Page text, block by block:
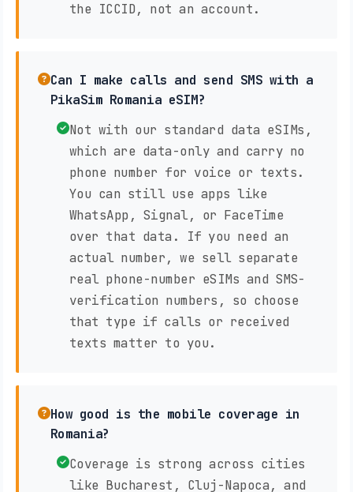
the ICCID, not an account.
Can I make calls and send SMS with a
PikaSim Romania eSIM?
Not with our standard data eSIMs,
which are data-only and carry no
phone number for voice or texts.
You can still use apps like
WhatsApp, Signal, or FaceTime
over that data. If you need an
actual number, we sell separate
real phone-number eSIMs and SMS-
verification numbers, so choose
that type if calls or received
texts matter to you.
How good is the mobile coverage in
Romania?
Coverage is strong across cities
like Bucharest, Cluj-Napoca, and